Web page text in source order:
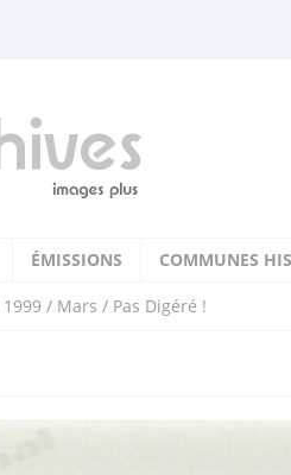
ÉMISSIONS COMMUNES
1999 / Mars / Pas Digéré !